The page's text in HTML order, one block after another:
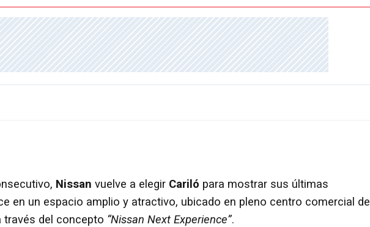
Nissan vuelve a elegir Cariló para mostrar sus últimas
en un espacio amplio y atractivo, ubicado en pleno centro comercial de
través del concepto “Nissan Next Experience”.